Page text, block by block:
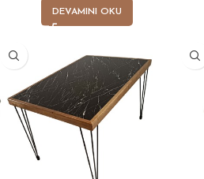
DEVAMINI OKU